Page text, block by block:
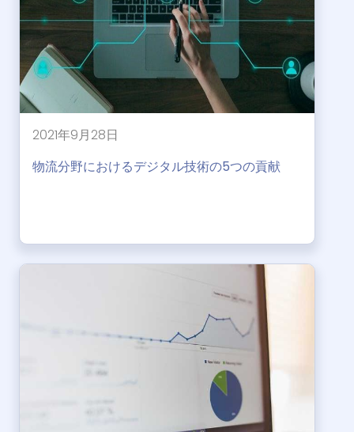
2021年9月28日
物流分野におけるデジタル技術の5つの貢献